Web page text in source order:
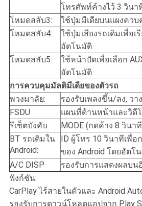
โทรศัพท์ค้างไว้ 3 วินา
โหมดสลับ3:
ใช้ปุ่มมีเดียบนแผงควบ
โหมดสลับ4:
ใช้ปุ่มเสียงรถเดิมเพื่อเ
อัตโนมัติ
โหมดสลับ5:
ใช้หน้าปัดเพื่อเลือก
อัตโนมัติ
การควบคุมมัลติมีเดียของตัวรถ
พวงมาลัย:
รองรับเพลงขึ้น/ลง, วา
FSDU
แผนที่ด้านหน้าและวิดี
รีเซ็ตบังคับ
MODE (กดค้าง 8 วินา
BT รถเดิมใน
Android:
ID ผู้โทร 10 วินาทีเพื่
ของ Android โดยอัตโ
A/C DISP
รองรับการแสดงผลบน
ฟังก์ชัน:
CarPlay ไร้สายในตัวและ Android
รองรับการดาวน์โหลดแอปจาก Play